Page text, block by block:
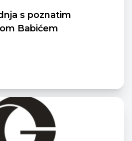
s poznatim
Babićem